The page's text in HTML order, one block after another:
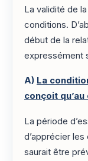
La validité de
conditions.
début de la
expressément
A) La
conçoit
La période
d’apprécier
saurait être